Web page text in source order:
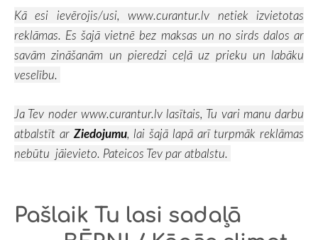
Kā esi ievērojis/usi, www.curantur.lv netiek izvietotas
reklāmas. Es šajā vietnē bez maksas un no sirds dalos ar
savām zināšanām un pieredzi ceļā uz prieku un labāku
veselību.
Ja Tev noder www.curantur.lvlasītais, Tu vari manu darbu
atbalstīt ar Ziedojumu, lai šajā lapā arī turpmāk reklāmas
nebūtu jāievieto. Pateicos Tev par atbalstu.
Pašlaik Tu lasi sadaļā